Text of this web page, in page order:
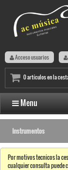
Acceso usuarios
0 artículos en la
Menu
Instrumentos
Por motivos tecnicos la
cualquier consulta puede